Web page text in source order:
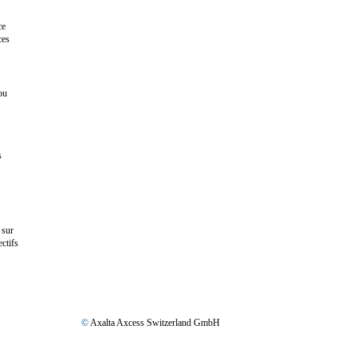
sur
©Axalta Axcess Switzerland GmbH